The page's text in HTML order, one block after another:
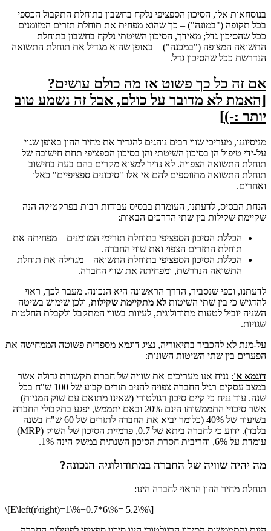
בנוסחאות אלו, הסיכון הספציפי נלקח בחשבון בתוחלת התקבול הכספי
בכל תקופה ("במונה") – כך שהוא מפחית את תוחלת תזרים המזומנים
ככל שהסיכון גדל; מאידך, הסיכון השיטתי נלקח בחשבון בתוחלת
התשואה המצופה ("במכנה") – באופן שהוא מגדיל את תוחלת התשואה
הנדרשת ככל שהסיכון גדל.
אם זה כל כך פשוט אז מה כולם עושים?
[האמת לא מדובר על כולם, אבל זה נשמע טוב
יותר :-)
]
מניסיוננו, מעריכי שווי רבים נוהגים להגדיר את מחיר ההון באופן שגוי
על-ידי טיפול הן בסיכון השיטתי והן בסיכון הספציפי תחת חישובה של
תוחלת התשואה הצפויה. לא נדיר למצוא מקרים בהם בעת בחישוב
תוחלת התשואה מתווספים להם אי אלו "סיכונים ספציפיים" כאלו
ואחרים.
הנחת הבסיס, לדעתנו, העומדת בבסיס עבודות רבות בפרקטיקה הנה
שקיימת שקילות בין שתי הדרכים הבאות:
הכללת הסיכון הספציפי בתוחלת תזרימי המזומנים – מפחיתה את
תוחלת התזרים הצפוי ואת שווי החברה.
הכללת הסיכון הספציפי בתוחלת התשואה – מגדילה את תוחלת
התשואה הנדרשת, ומפחיתה את שווי החברה.
לדעתנו, וכפי שנסביר, הדרך הראשונה היא הנכונה. מעבר לכך, ראוי
להדגיש כי בין שתי השיטות לא מתקיימת שקילות, ולכן שימוש בשיטה
השניה יוביל לטעות מתודולוגית, לעיוות בשווי המתקבל ולקבלת החלטות
שגויות.
על-מנת לא להכביר בתיאוריה, נציג דוגמא מספרית פשוטה הממחישה את
הפערים בין שתי השיטות השונות:
דוגמא א': נניח אנו מעריכים את שוויה של חברת תקשורת גדולה אשר
במצב עסקים רגיל החברה צפויה להניב תזרים קבוע של 100 ש"ח בכל
שנה. עוד נניח כי קיים סיכון רגולטורי (שאינו מתואם עם שוק המניות)
אשר סיכויי התממשותו הינם 20% ובאם יתממש, יפגע בתקבולי החברה
בשיעור של 40% (כלומר יביא את החברה לתזרים של 60 ש"ח בשנה
בלבד). ידוע כי לחברה ביתא של 0.7, פרמיית הסיכון של השוק (MRP)
עומדת על 6%, והריבית חסרת הסיכון השנתית במשק הינה 1%.
מה יהיה שוויה של החברה במתודולוגיה הנכונה?
תוחלת מחיר ההון הראוי לחברה הינו:
\[E\left(r\right)=1\%+0.7*6\%= 5.2\%\]